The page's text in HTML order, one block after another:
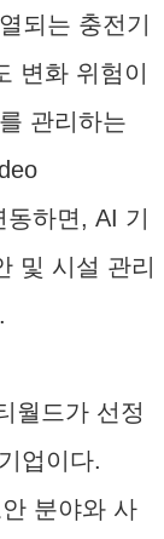
되는 충전기
변화 위험이
관리하는
하면, AI 기
및 시설 관리
월드가 선정
업이다.
분야와 사